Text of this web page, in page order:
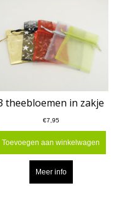
theebloemen in zakje
€7,95
Toevoegen aan winkelwagen
Meer info